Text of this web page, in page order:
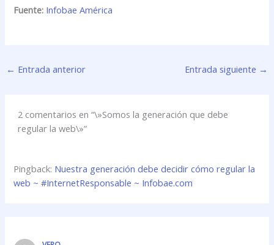
Fuente: Infobae América
← Entrada anterior Entrada siguiente →
2 comentarios en “\»Somos la generación que debe
regular la web\»”
Pingback: Nuestra generación debe decidir cómo regular la
web ~ #InternetResponsable ~ Infobae.com